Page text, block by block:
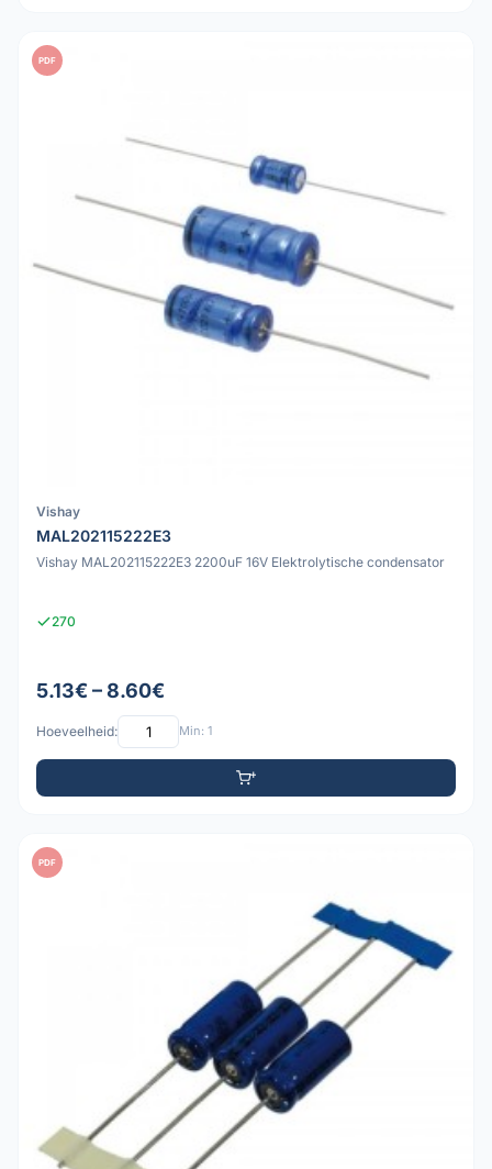
PDF
Vishay
MAL202115222E3
Vishay MAL202115222E3 2200uF 16V Elektrolytische condensator
270
5.13€ – 8.60€
Hoeveelheid: Min: 1
PDF